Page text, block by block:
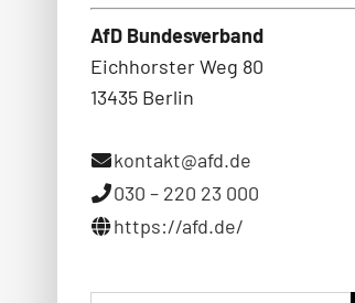
AfD Bundesverband
Eichhorster Weg 80
13435 Berlin
kontakt@afd.de
030 – 220 23 000
https://afd.de/